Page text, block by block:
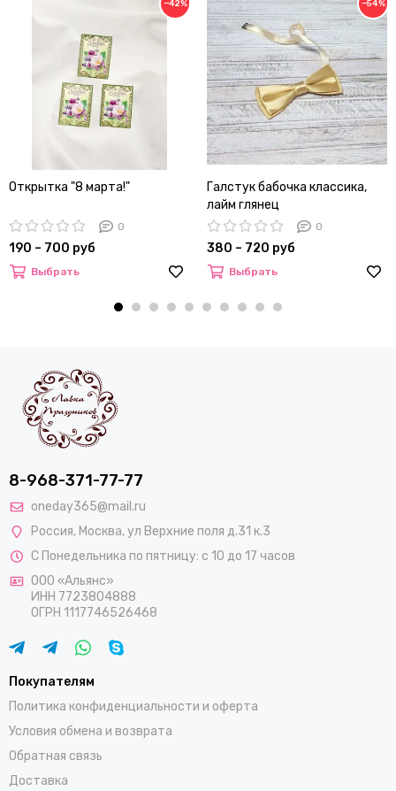
−42%
Открытка "8 марта!"
0
190 – 700 руб
Выбрать
−54%
Галстук бабочка классика,
лайм глянец
0
380 – 720 руб
Выбрать
8-968-371-77-77
oneday365@mail.ru
Россия, Москва,ул Верхние поля д.31 к.3
С Понедельника по пятницу: с 10 до 17 часов
ООО «Альянс»
ИНН 7723804888
ОГРН 1117746526468
Покупателям
Политика конфиденциальности и оферта
Условия обмена и возврата
Обратная связь
Доставка